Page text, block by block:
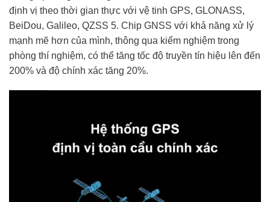
định vị theo thời gian thực với vệ tinh GPS, GLONASS,
BeiDou, Galileo, QZSS 5. Chip GNSS với khả năng xử lý
mạnh mẽ hơn của mình, thông qua kiểm nghiệm trong
phòng thí nghiệm, có thể tăng tốc độ truyền tín hiệu lên đến
200% và độ chính xác tăng 20%.